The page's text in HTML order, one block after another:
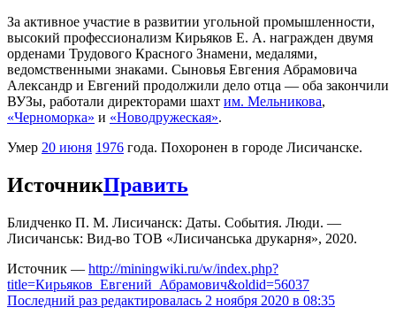
За активное участие в развитии угольной промышленности,
высокий профессионализм Кирьяков Е. А. награжден двумя
орденами Трудового Красного Знамени, медалями,
ведомственными знаками. Сыновья Евгения Абрамовича
Александр и Евгений продолжили дело отца — оба закончили
ВУЗы, работали директорами шахт им. Мельникова,
«Черноморка» и «Новодружеская».
Умер 20 июня 1976 года. Похоронен в городе Лисичанске.
ИсточникПравить
Блидченко П. М. Лисичанск: Даты. События. Люди. —
Лисичанськ: Вид-во ТОВ «Лисичанська друкарня», 2020.
Источник — http://miningwiki.ru/w/index.php?
title=Кирьяков_Евгений_Абрамович&oldid=56037
Последний раз редактировалась 2 ноября 2020 в 08:35